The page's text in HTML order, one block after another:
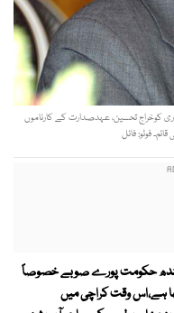
کوخراج تحسین، عہدصدارت کے کارناموں
سندھ حکومت پورے صوبے خصوصاً
ہے،اس وقت کراچی میں